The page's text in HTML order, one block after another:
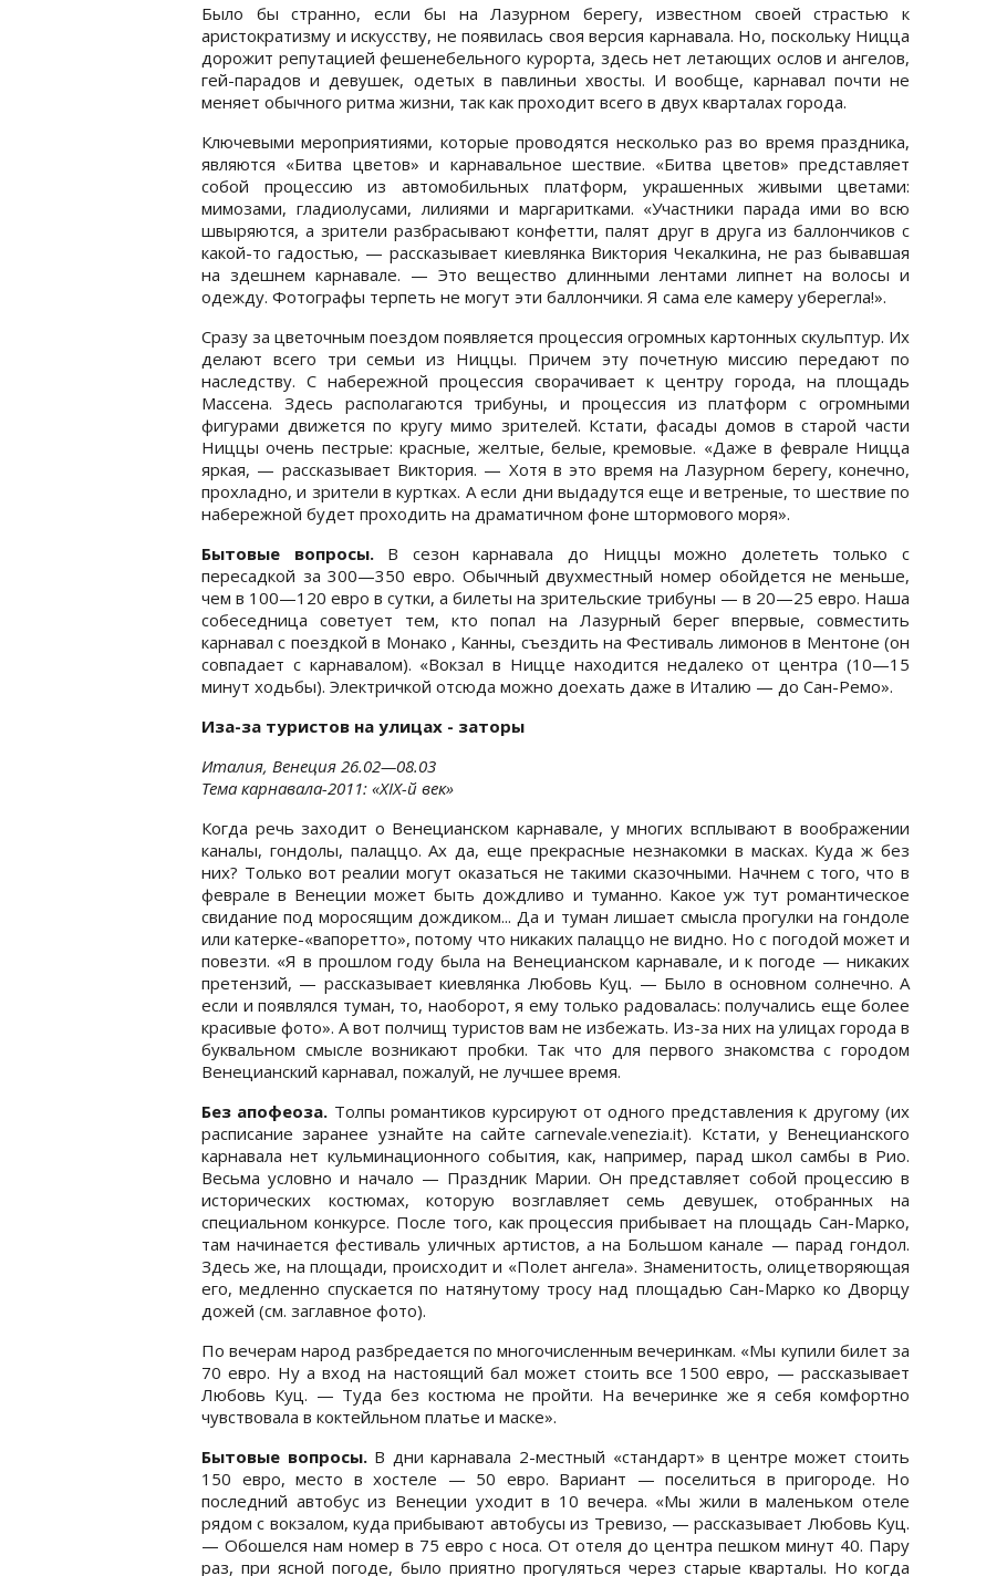
Было бы странно, если бы на Лазурном берегу, известном своей страстью к
аристократизму и искусству, не появилась своя версия карнавала. Но, поскольку Ницца
дорожит репутацией фешенебельного курорта, здесь нет летающих ослов и ангелов,
гей-парадов и девушек, одетых в павлиньи хвосты. И вообще, карнавал почти не
меняет обычного ритма жизни, так как проходит всего в двух кварталах города.
Ключевыми мероприятиями, которые проводятся несколько раз во время праздника,
являются «Битва цветов» и карнавальное шествие. «Битва цветов» представляет
собой процессию из автомобильных платформ, украшенных живыми цветами:
мимозами, гладиолусами, лилиями и маргаритками. «Участники парада ими во всю
швыряются, а зрители разбрасывают конфетти, палят друг в друга из баллончиков с
какой-то гадостью, — рассказывает киевлянка Виктория Чекалкина, не раз бывавшая
на здешнем карнавале. — Это вещество длинными лентами липнет на волосы и
одежду. Фотографы терпеть не могут эти баллончики. Я сама еле камеру уберегла!».
Сразу за цветочным поездом появляется процессия огромных картонных скульптур. Их
делают всего три семьи из Ниццы. Причем эту почетную миссию передают по
наследству. С набережной процессия сворачивает к центру города, на площадь
Массена. Здесь располагаются трибуны, и процессия из платформ с огромными
фигурами движется по кругу мимо зрителей. Кстати, фасады домов в старой части
Ниццы очень пестрые: красные, желтые, белые, кремовые. «Даже в феврале Ницца
яркая, — рассказывает Виктория. — Хотя в это время на Лазурном берегу, конечно,
прохладно, и зрители в куртках. А если дни выдадутся еще и ветреные, то шествие по
набережной будет проходить на драматичном фоне штормового моря».
Бытовые вопросы.В сезон карнавала до Ниццы можно долететь только с
пересадкой за 300—350 евро. Обычный двухместный номер обойдется не меньше,
чем в 100—120 евро в сутки, а билеты на зрительские трибуны — в 20—25 евро. Наша
собеседница советует тем, кто попал на Лазурный берег впервые, совместить
карнавал с поездкой в Монако , Канны, съездить на Фестиваль лимонов в Ментоне (он
совпадает с карнавалом). «Вокзал в Ницце находится недалеко от центра (10—15
минут ходьбы). Электричкой отсюда можно доехать даже в Италию — до Сан-Ремо».
Иза-за туристов на улицах - заторы
Италия, Венеция 26.02—08.03
Тема карнавала-2011: «XIX-й век»
Когда речь заходит о Венецианском карнавале, у многих всплывают в воображении
каналы, гондолы, палаццо. Ах да, еще прекрасные незнакомки в масках. Куда ж без
них? Только вот реалии могут оказаться не такими сказочными. Начнем с того, что в
феврале в Венеции может быть дождливо и туманно. Какое уж тут романтическое
свидание под моросящим дождиком... Да и туман лишает смысла прогулки на гондоле
или катерке-«вапоретто», потому что никаких палаццо не видно. Но с погодой может и
повезти. «Я в прошлом году была на Венецианском карнавале, и к погоде — никаких
претензий, — рассказывает киевлянка Любовь Куц. — Было в основном солнечно. А
если и появлялся туман, то, наоборот, я ему только радовалась: получались еще более
красивые фото». А вот полчищ туристов вам не избежать. Из-за них на улицах города в
буквальном смысле возникают пробки. Так что для первого знакомства с городом
Венецианский карнавал, пожалуй, не лучшее время.
Без апофеоза. Толпы романтиков курсируют от одного представления к другому (их
расписание заранее узнайте на сайте carnevale.venezia.it). Кстати, у Венецианского
карнавала нет кульминационного события, как, например, парад школ самбы в Рио.
Весьма условно и начало — Праздник Марии. Он представляет собой процессию в
исторических костюмах, которую возглавляет семь девушек, отобранных на
специальном конкурсе. После того, как процессия прибывает на площадь Сан-Марко,
там начинается фестиваль уличных артистов, а на Большом канале — парад гондол.
Здесь же, на площади, происходит и «Полет ангела». Знаменитость, олицетворяющая
его, медленно спускается по натянутому тросу над площадью Сан-Марко ко Дворцу
дожей (см. заглавное фото).
По вечерам народ разбредается по многочисленным вечеринкам. «Мы купили билет за
70 евро. Ну а вход на настоящий бал может стоить все 1500 евро, — рассказывает
Любовь Куц. — Туда без костюма не пройти. На вечеринке же я себя комфортно
чувствовала в коктейльном платье и маске».
Бытовые вопросы.В дни карнавала 2-местный «стандарт» в центре может стоить
150 евро, место в хостеле — 50 евро. Вариант — поселиться в пригороде. Но
последний автобус из Венеции уходит в 10 вечера. «Мы жили в маленьком отеле
рядом с вокзалом, куда прибывают автобусы из Тревизо, — рассказывает Любовь Куц.
— Обошелся нам номер в 75 евро с носа. От отеля до центра пешком минут 40. Пару
раз, при ясной погоде, было приятно прогуляться через старые кварталы. Но когда